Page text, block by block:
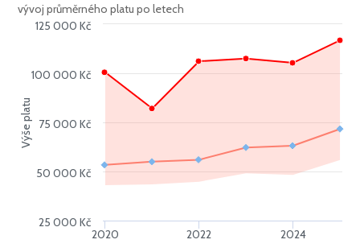
Výše platu
vývoj průměrného platu po letech
2020 2022 2024
25 000 Kč
50 000 Kč
75 000 Kč
100 000 Kč
125 000 Kč